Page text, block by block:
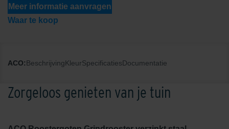
Meer informatie aanvragen
Waar te koop
ACO:BeschrijvingKleurSpecificatiesDocumentatie
Zorgeloos genieten van je tuin